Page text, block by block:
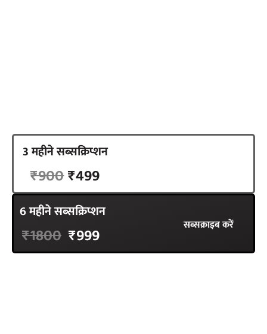
3 महीने सब्सक्रिप्शन
₹900₹499
6 महीने सब्सक्रिप्शन
₹1800 ₹999 सब्सक्राइब करें